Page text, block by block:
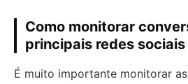
Como monitorar
principais redes sociais
É muito importante monitorar